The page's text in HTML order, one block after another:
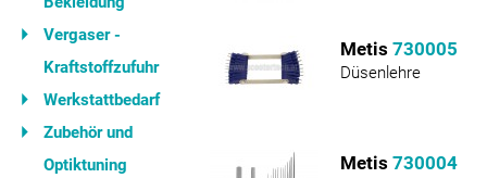
Vergaser -
Kraftstoffzufuhr
Werkstattbedarf
Zubehör und
Optiktuning
Metis 730005
Düsenlehre
Metis 730004